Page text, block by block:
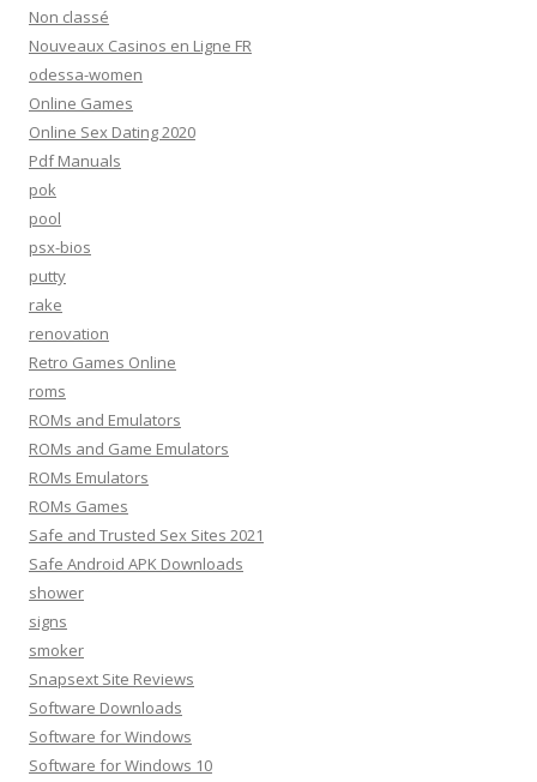
Non classé
Nouveaux Casinos en Ligne FR
odessa-women
Online Games
Online Sex Dating 2020
Pdf Manuals
pok
pool
psx-bios
putty
rake
renovation
Retro Games Online
roms
ROMs and Emulators
ROMs and Game Emulators
ROMs Emulators
ROMs Games
Safe and Trusted Sex Sites 2021
Safe Android APK Downloads
shower
signs
smoker
Snapsext Site Reviews
Software Downloads
Software for Windows
Software for Windows 10